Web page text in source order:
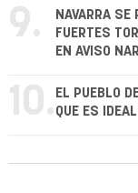
9.
NAVARRA SE
FUERTES
EN AVISO
10. EL PUEBLO
QUE ES